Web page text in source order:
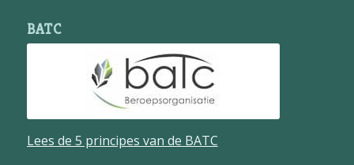
BATC
Lees de 5 principes van de BATC